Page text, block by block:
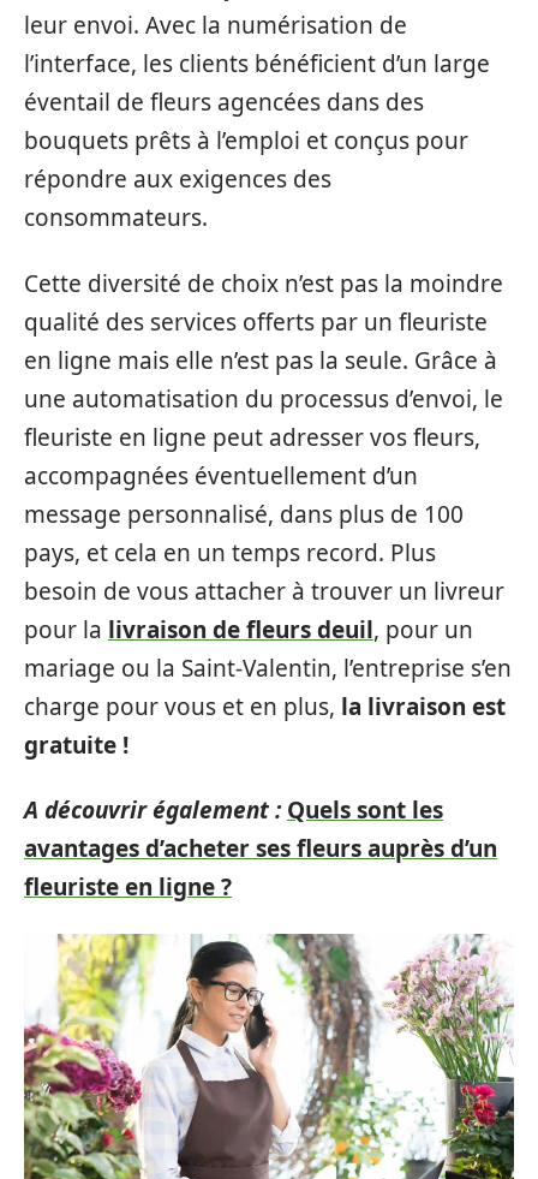
leur envoi. Avec la numérisation de
l’interface, les clients bénéficient d’un large
éventail de fleurs agencées dans des
bouquets prêts à l’emploi et conçus pour
répondre aux exigences des
consommateurs.
Cette diversité de choix n’est pas la moindre
qualité des services offerts par un fleuriste
en ligne mais elle n’est pas la seule. Grâce à
une automatisation du processus d’envoi, le
fleuriste en ligne peut adresser vos fleurs,
accompagnées éventuellement d’un
message personnalisé, dans plus de 100
pays, et cela en un temps record. Plus
besoin de vous attacher à trouver un livreur
pour la livraison de fleurs deuil, pour un
mariage ou la Saint-Valentin, l’entreprise s’en
charge pour vous et en plus, la livraison est
gratuite !
A découvrir également : Quels sont les
avantages d’acheter ses fleurs auprès d’un
fleuriste en ligne ?